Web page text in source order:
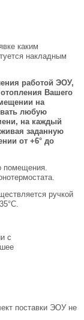
каким
накладным
работой ЭОУ,
Вашего
на
любую
на каждый
заданную
от +6° до
помещения.
ручкой
с
поставки ЭОУ не